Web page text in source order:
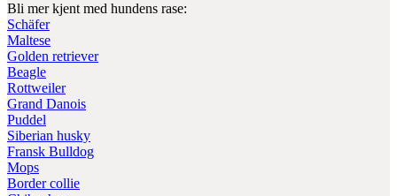
Bli mer kjent med hundens rase:
Schäfer
Maltese
Golden retriever
Beagle
Rottweiler
Grand Danois
Puddel
Siberian husky
Fransk Bulldog
Mops
Border collie